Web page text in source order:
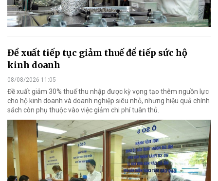
Đề xuất tiếp tục giảm thuế để tiếp sức hộ
kinh doanh
08/08/2026 11:05
Đề xuất giảm 30% thuế thu nhập được kỳ vọng tạo thêm nguồn lực
cho hộ kinh doanh và doanh nghiệp siêu nhỏ, nhưng hiệu quả chính
sách còn phụ thuộc vào việc giảm chi phí tuân thủ.